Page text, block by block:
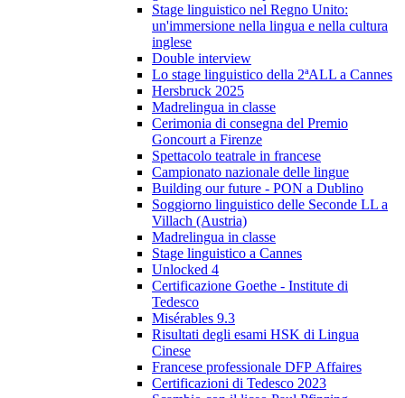
Stage linguistico nel Regno Unito:
un'immersione nella lingua e nella cultura
inglese
Double interview
Lo stage linguistico della 2ªALL a Cannes
Hersbruck 2025
Madrelingua in classe
Cerimonia di consegna del Premio
Goncourt a Firenze
Spettacolo teatrale in francese
Campionato nazionale delle lingue
Building our future - PON a Dublino
Soggiorno linguistico delle Seconde LL a
Villach (Austria)
Madrelingua in classe
Stage linguistico a Cannes
Unlocked 4
Certificazione Goethe - Institute di
Tedesco
Misérables 9.3
Risultati degli esami HSK di Lingua
Cinese
Francese professionale DFP Affaires
Certificazioni di Tedesco 2023